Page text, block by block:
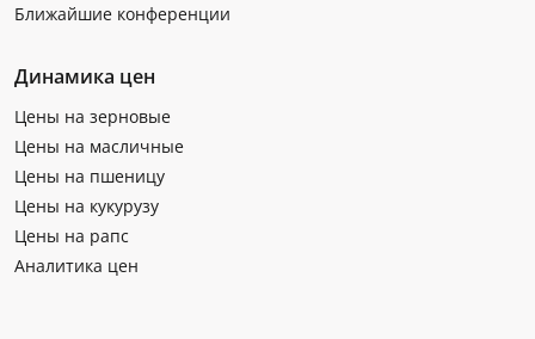
Ближайшие конференции
Динамика цен
Цены на зерновые
Цены на масличные
Цены на пшеницу
Цены на кукурузу
Цены на рапс
Аналитика цен